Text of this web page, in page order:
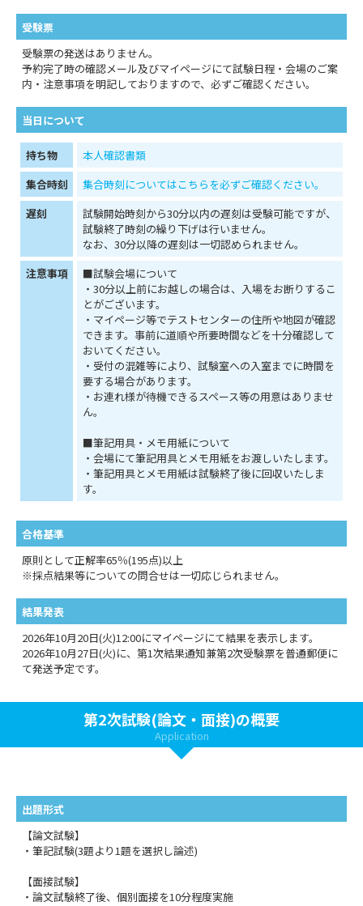
受験票
受験票の発送はありません。
予約完了時の確認メール及びマイページにて試験日程・会場のご案
内・注意事項を明記しておりますので、必ずご確認ください。
当日について
持ち物
本人確認書類
集合時刻
集合時刻についてはこちらを必ずご確認ください。
遅刻
試験開始時刻から30分以内の遅刻は受験可能ですが、
試験終了時刻の繰り下げは行いません。
なお、30分以降の遅刻は一切認められません。
注意事項
■試験会場について
・30分以上前にお越しの場合は、入場をお断りするこ
とがございます。
・マイページ等でテストセンターの住所や地図が確認
できます。事前に道順や所要時間などを十分確認して
おいてください。
・受付の混雑等により、試験室への入室までに時間を
要する場合があります。
・お連れ様が待機できるスペース等の用意はありませ
ん。
■筆記用具・メモ用紙について
・会場にて筆記用具とメモ用紙をお渡しいたします。
・筆記用具とメモ用紙は試験終了後に回収いたしま
す。
合格基準
原則として正解率65％(195点)以上
※採点結果等についての問合せは一切応じられません。
結果発表
2026年10月20日(火)12:00にマイページにて結果を表示します。
2026年10月27日(火)に、第1次結果通知兼第2次受験票を普通郵便に
て発送予定です。
第2次試験(論文・面接)の概要
Application
出題形式
【論文試験】
・筆記試験(3題より1題を選択し論述)
【面接試験】
・論文試験終了後、個別面接を10分程度実施